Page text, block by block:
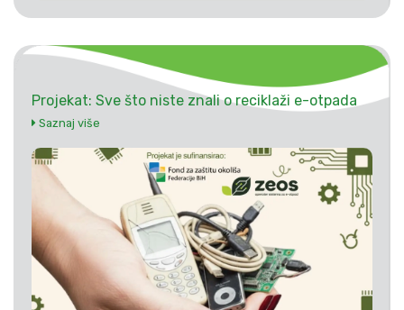
Projekat: Sve što niste znali o reciklaži e-otpada
Saznaj više